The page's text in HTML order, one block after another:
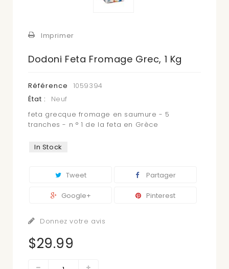
Imprimer
Dodoni Feta Fromage Grec, 1 Kg
Référence
1059394
État :
Neuf
feta grecque fromage en saumure - 5
tranches - n ° 1 de la feta en Grèce
In Stock
Tweet Partager
Google+ Pinterest
Donnez votre avis
$29.99